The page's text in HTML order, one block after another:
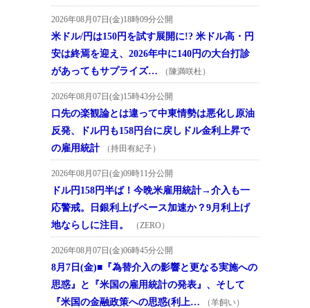
2026年08月07日(金)18時09分公開
米ドル/円は150円を試す展開に!? 米ドル高・円
安は終焉を迎え、2026年中に140円の大台打診
があってもサプライズ…
（陳満咲杜）
2026年08月07日(金)15時43分公開
口先の楽観論とは違って中東情勢は悪化し原油
反発、ドル円も158円台に戻しドル金利上昇で
の雇用統計
（持田有紀子）
2026年08月07日(金)09時11分公開
ドル円158円半ば！今晩米雇用統計→介入も一
応警戒。日銀利上げペース加速か？9月利上げ
地ならしに注目。
（ZERO）
2026年08月07日(金)06時45分公開
8月7日(金)■『為替介入の影響と更なる実施への
思惑』と『米国の雇用統計の発表』、そして
『米国の金融政策への思惑(利上…
（羊飼い）